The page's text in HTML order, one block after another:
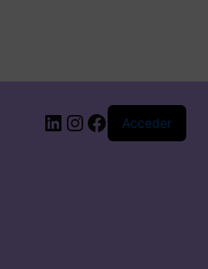
LinkedIn
Instagram
Facebook
Acceder